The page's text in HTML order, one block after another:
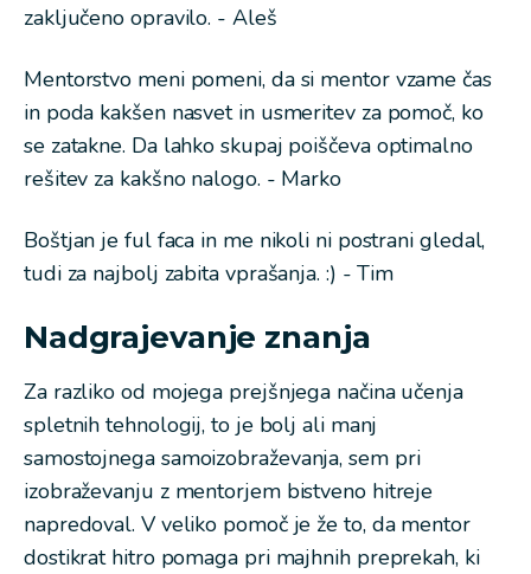
zaključeno opravilo. - Aleš
Mentorstvo meni pomeni, da si mentor vzame čas
in poda kakšen nasvet in usmeritev za pomoč, ko
se zatakne. Da lahko skupaj poiščeva optimalno
rešitev za kakšno nalogo. - Marko
Boštjan je ful faca in me nikoli ni postrani gledal,
tudi za najbolj zabita vprašanja. :) - Tim
Nadgrajevanje znanja
Za razliko od mojega prejšnjega načina učenja
spletnih tehnologij, to je bolj ali manj
samostojnega samoizobraževanja, sem pri
izobraževanju z mentorjem bistveno hitreje
napredoval. V veliko pomoč je že to, da mentor
dostikrat hitro pomaga pri majhnih preprekah, ki